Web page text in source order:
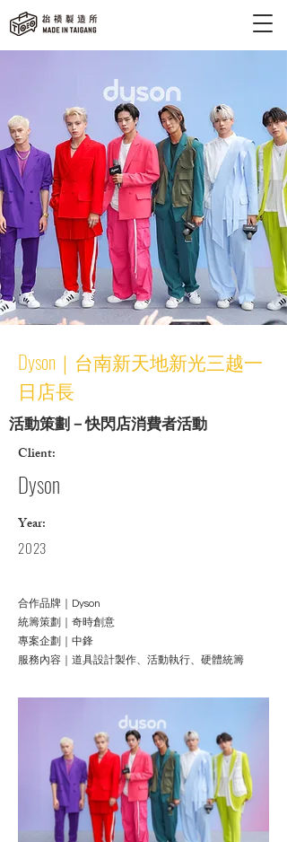
Dyson｜台南新天地新光三越一
日店長
活動策劃－快閃店消費者活動
Client:
Dyson
Year:
2023
合作品牌｜Dyson
統籌策劃｜奇時創意
專案企劃｜中鋒
服務內容｜道具設計製作、活動執行、硬體統籌